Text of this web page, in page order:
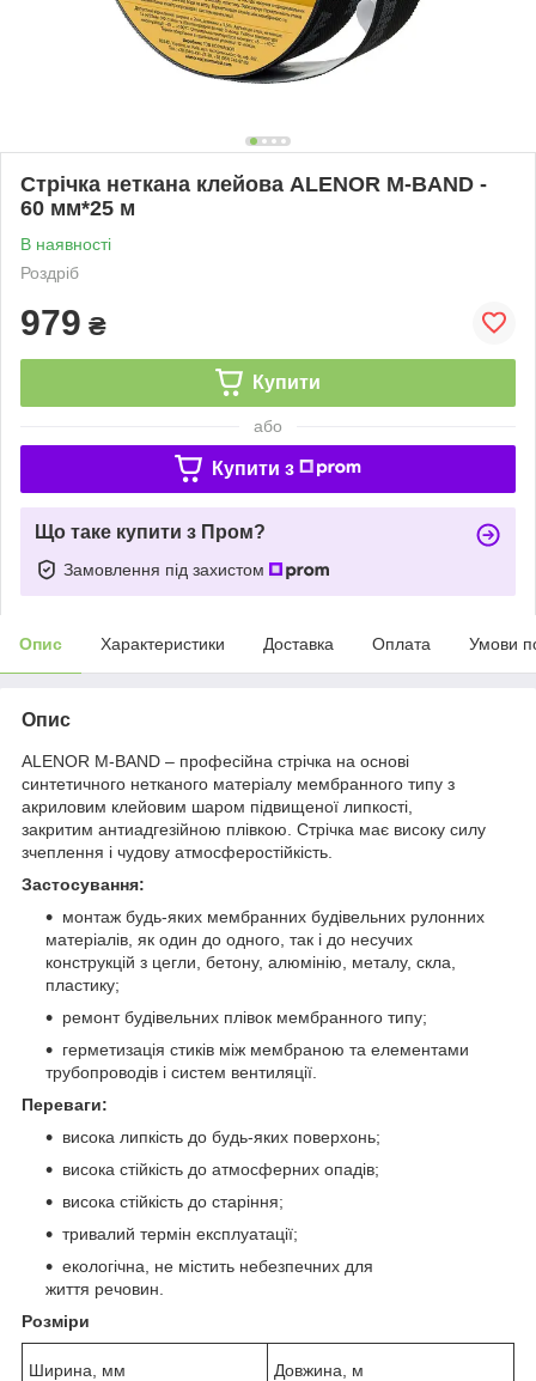
Стрічка неткана клейова ALENOR M-BAND -
60 мм*25 м
В наявності
Роздріб
979 ₴
Купити
або
Купити з
Що таке купити з Пром?
Замовлення під захистом
Опис Характеристики Доставка Оплата Умови
Опис
ALENOR M-BAND – професійна стрічка на основі
синтетичного нетканого матеріалу мембранного типу з
акриловим клейовим шаром підвищеної липкості,
закритим антиадгезійною плівкою. Стрічка має високу силу
зчеплення і чудову атмосферостійкість.
Застосування:
монтаж будь-яких мембранних будівельних рулонних
матеріалів, як один до одного, так і до несучих
конструкцій з цегли, бетону, алюмінію, металу, скла,
пластику;
ремонт будівельних плівок мембранного типу;
герметизація стиків між мембраною та елементами
трубопроводів і систем вентиляції.
Переваги:
висока липкість до будь-яких поверхонь;
висока стійкість до атмосферних опадів;
висока стійкість до старіння;
тривалий термін експлуатації;
екологічна, не містить небезпечних для
життя речовин.
Розміри
Ширина, мм Довжина, м